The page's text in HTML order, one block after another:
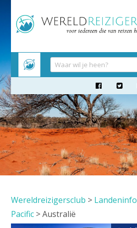
naar
inhoud
 
Wereldreizigersclub > Landeninfo
Pacific >Australië